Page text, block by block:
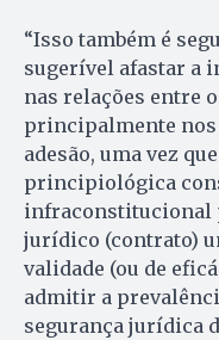
“Isso também é
sugerível afastar a
nas relações entre
principalmente
adesão, uma vez
principiológica
infraconstitucional
jurídico (contrato)
validade (ou de
admitir a
segurança jurídica